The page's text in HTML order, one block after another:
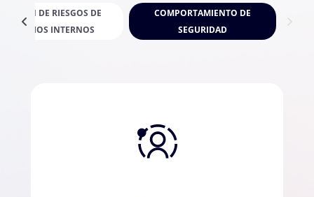
DE RIESGOS DE
USUARIOS INTERNOS
COMPORTAMIENTO DE
SEGURIDAD